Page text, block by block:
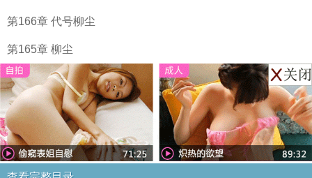
第166章 代号柳尘
第165章 柳尘